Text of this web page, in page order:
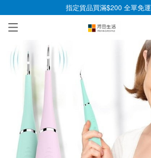
指定貨品買滿$200 全單免運
已加入購物車